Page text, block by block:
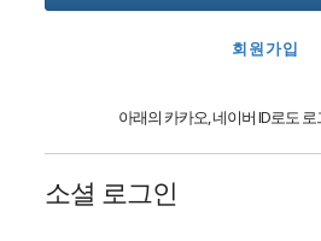
회원가입
아래의 카카오, 네이버 ID로도
소셜 로그인